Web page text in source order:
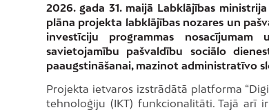
2026. gada 31. maijā Labklājības
plāna projekta labklājības nozares un
investīciju programmas
savietojamību pašvaldību sociālo
paaugstināšanai, mazinot administratīvo
Projekta ietvaros izstrādātā platforma
tehnoloģiju (IKT) funkcionalitāti. Tajā arī